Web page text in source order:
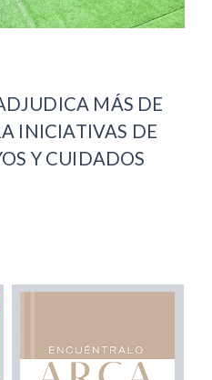
MÁS DE
INICIATIVAS DE
Y CUIDADOS